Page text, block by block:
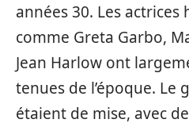
années 30. Les
comme Greta Garbo,
Jean Harlow ont
tenues de l’époque. Le
étaient de mise, avec